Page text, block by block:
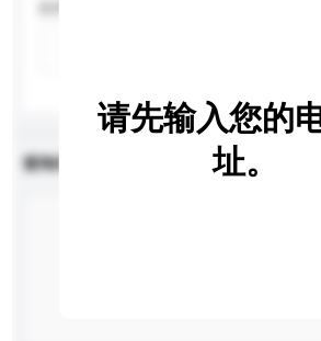
查询内容
请先输入您的
址。